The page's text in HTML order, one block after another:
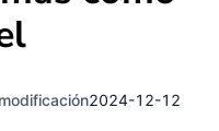
2024-12-12